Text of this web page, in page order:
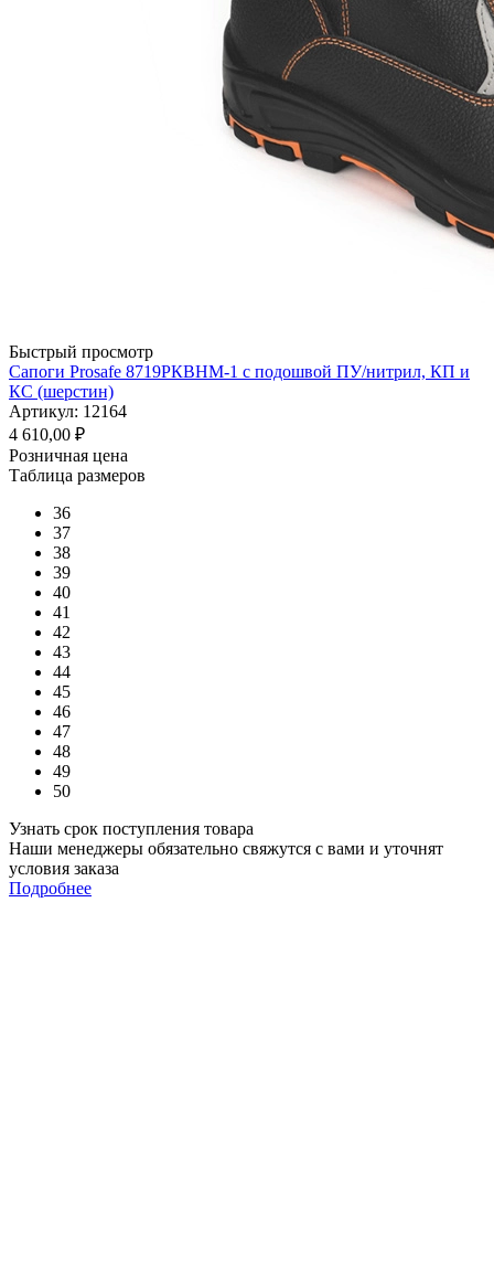
Быстрый просмотр
Сапоги Prosafe 8719РКВНМ-1 c подошвой ПУ/нитрил, КП и
КС (шерстин)
Артикул: 12164
4 610,00 ₽
Розничная цена
Таблица размеров
36
37
38
39
40
41
42
43
44
45
46
47
48
49
50
Узнать срок поступления товара
Наши менеджеры обязательно свяжутся с вами и уточнят
условия заказа
Подробнее